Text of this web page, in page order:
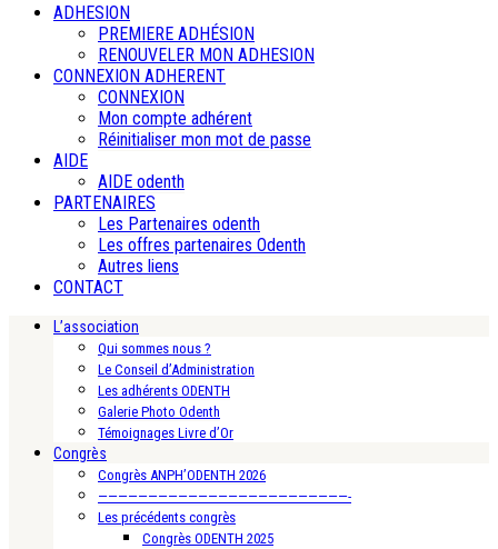
ADHESION
PREMIERE ADHÉSION
RENOUVELER MON ADHESION
CONNEXION ADHERENT
CONNEXION
Mon compte adhérent
Réinitialiser mon mot de passe
AIDE
AIDE odenth
PARTENAIRES
Les Partenaires odenth
Les offres partenaires Odenth
Autres liens
CONTACT
L’association
Qui sommes nous ?
Le Conseil d’Administration
Les adhérents ODENTH
Galerie Photo Odenth
Témoignages Livre d’Or
Congrès
Congrès ANPH’ODENTH 2026
—————————————————————————-
Les précédents congrès
Congrès ODENTH 2025